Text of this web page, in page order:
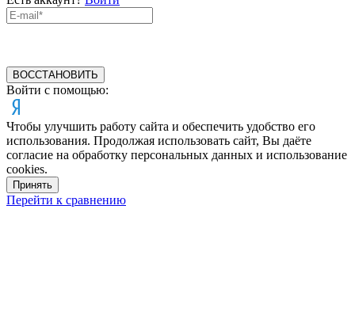
ВОССТАНОВИТЬ
Войти с помощью:
Чтобы улучшить работу сайта и обеспечить удобство его
использования. Продолжая использовать сайт, Вы даёте
согласие на обработку персональных данных и использование
cookies.
Принять
Перейти к сравнению